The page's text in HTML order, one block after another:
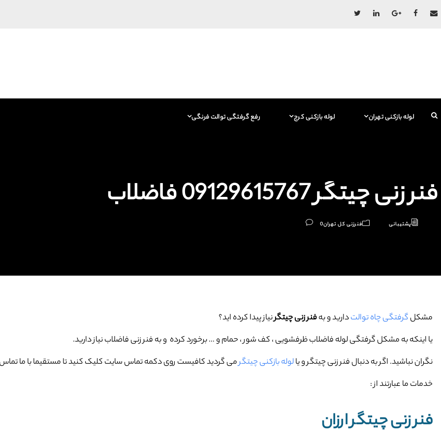
رفع گرفتگی توالت فرنگی لوله بازکنی کرج لوله بازکنی تهران
فنر زنی چیتگر 09129615767 فاضلاب
پشتیبانی فنرزنی کل تهران0
مشکلگرفتگی چاه توالتدارید و بهفنر زنی چیتگرنیاز پیدا کرده اید؟
یا اینکه به مشکل گرفتگی لوله فاضلاب ظرفشویی ، کف شور ، حمام و … برخورد کرده و به فنر زنی فاضلاب نیاز دارید.
نگران نباشید. اگر به دنبال فنر زنی چیتگر و یالوله بازکنی چیتگرمی گردید کافیست روی دکمه تماس سایت کلیک کنید تا مستقیما با ما
خدمات ما عبارتند از :
فنر زنی چیتگر ارزان